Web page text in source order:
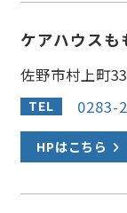
ケアハウスも
佐野市村上町
TEL 0283-
HPはこちら